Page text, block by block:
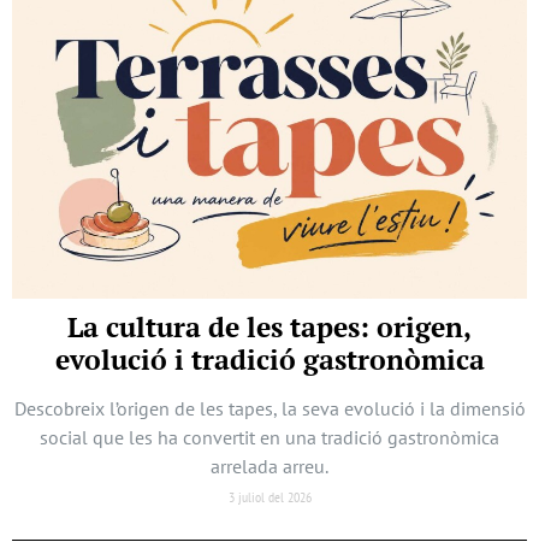
La cultura de les tapes: origen,
evolució i tradició gastronòmica
Descobreix l’origen de les tapes, la seva evolució i la dimensió
social que les ha convertit en una tradició gastronòmica
arrelada arreu.
3 juliol del 2026